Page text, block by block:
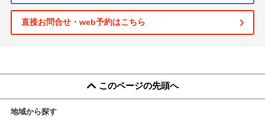
直接お問合せ・web予約はこちら
このページの先頭へ
地域から探す